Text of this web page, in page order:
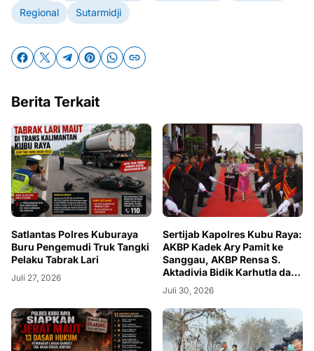
Regional
Sutarmidji
Berita Terkait
Satlantas Polres Kuburaya
Buru Pengemudi Truk Tangki
Pelaku Tabrak Lari
Juli 27, 2026
Sertijab Kapolres Kubu Raya:
AKBP Kadek Ary Pamit ke
Sanggau, AKBP Rensa S.
Aktadivia Bidik Karhutla dan
Kemacetan
Juli 30, 2026